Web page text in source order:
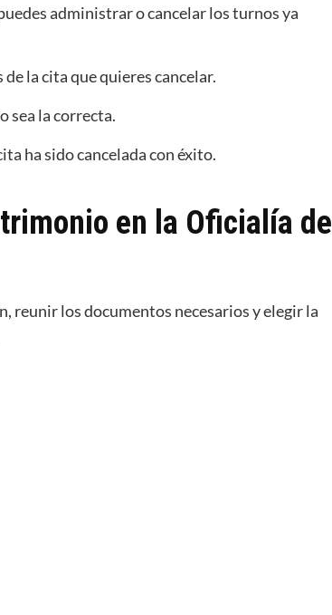
administrar o cancelar los turnos ya
la cita que quieres cancelar.
sea la correcta.
ha sido cancelada con éxito.
en la Oficialía de
reunir los documentos necesarios y elegir la